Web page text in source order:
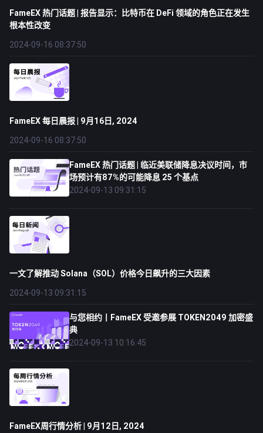
FameEX 热门话题 | 报告显示：比特币在 DeFi 领域的角色正在发生
根本性改变
2024-09-16 08:37:50
FameEX 每日晨报 | 9月16日, 2024
2024-09-16 08:37:50
FameEX 热门话题 | 临近美联储降息决议时间，市
场预计有87%的可能降息 25 个基点
2024-09-13 09:31:15
一文了解推动 Solana（SOL）价格今日飙升的三大因素
2024-09-13 09:31:15
与您相约丨FameEX 受邀参展 TOKEN2049 加密盛
典
2024-09-13 10:16:45
FameEX周行情分析 | 9月12日, 2024